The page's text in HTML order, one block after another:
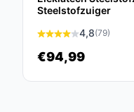
Leeg
Steelstofzuiger
4,8(79)
€94,99